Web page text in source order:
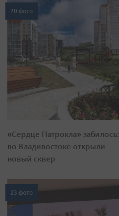
20 фото
«Сердце Патрокла» забилось:
во Владивостоке открыли
новый сквер
23 фото